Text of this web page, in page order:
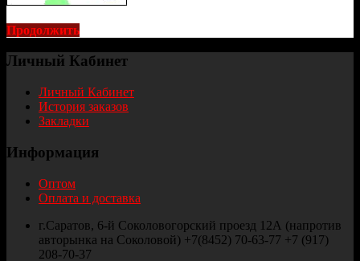
Продолжить
Личный Кабинет
Личный Кабинет
История заказов
Закладки
Информация
Оптом
Оплата и доставка
г.Саратов, 6-й Соколовогорский проезд 12А (напротив
авторынка на Соколовой) +7(8452) 70-63-77 +7 (917)
208-70-37